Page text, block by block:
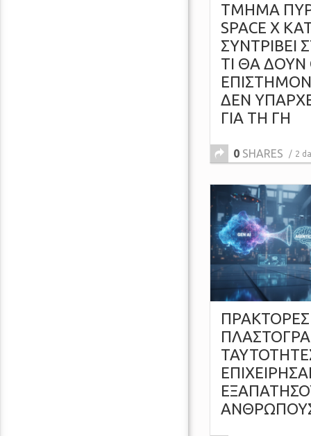
ΤΜΗΜΑ
SPACE X
ΣΥΝΤΡΙΒΕΙ
ΤΙ ΘΑ ΔΟΥΝ
ΔΕΝ
ΓΙΑ ΤΗ ΓΗ
0 SHARES 2
ΠΡΑΚΤΟΡΕΣ